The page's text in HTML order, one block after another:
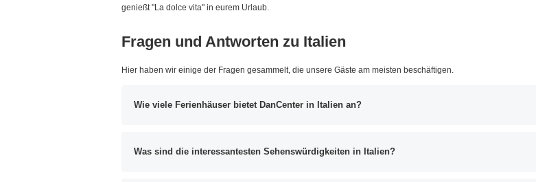
genießt "La dolce vita" in eurem Urlaub.
Fragen und Antworten zu Italien
Hier haben wir einige der Fragen gesammelt, die unsere Gäste am meisten beschäftigen.
Wie viele Ferienhäuser bietet DanCenter in Italien an?
Was sind die interessantesten Sehenswürdigkeiten in Italien?